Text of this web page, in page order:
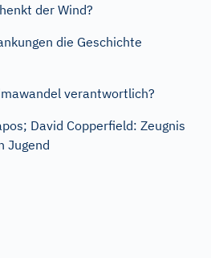
der Wind?
die Geschichte
verantwortlich?
David Copperfield: Zeugnis
Jugend